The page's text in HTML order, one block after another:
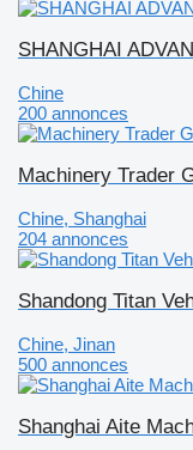
SHANGHAI
Chine
200 annonces
Machinery Trader
Chine, Shanghai
204 annonces
Shandong Titan
Chine, Jinan
500 annonces
Shanghai Aite